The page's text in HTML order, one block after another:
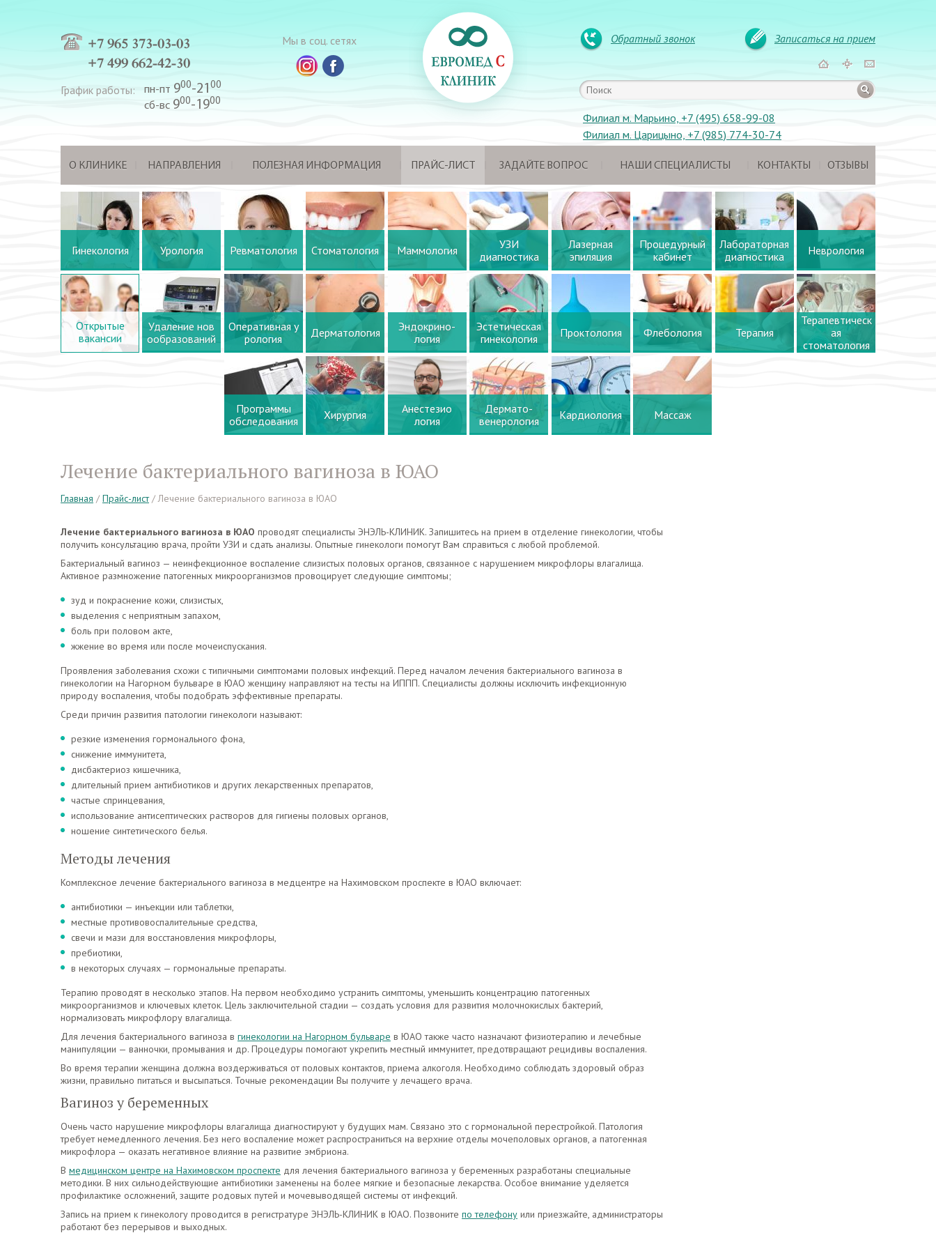
+7 965 373-03-03
+7 499 662-42-30
График работы: пн-пт 900-21 00
сб-вс 900-1900
Мы в соц. сетях Обратный звонок Записаться на прием
Филиал м. Марьино, +7 (495) 658-99-08
Филиал м. Царицыно, +7 (985) 774-30-74
О КЛИНИКЕ НАПРАВЛЕНИЯ ПОЛЕЗНАЯ ИНФОРМАЦИЯ ПРАЙС-ЛИСТ ЗАДАЙТЕ ВОПРОС НАШИ СПЕЦИАЛИСТЫ КОНТАКТЫ ОТЗЫВЫ
Гинекология Урология Ревматология Стоматология Маммология
УЗИ
диагностика
Лазерная
эпиляция
Процедурный
кабинет
Лабораторная
диагностика
Неврология
Открытые
вакансии
Удаление нов
ообразований
Оперативная у
рология
Дерматология
Эндокрино-
логия
Эстетическая
гинекология
Проктология Флебология Терапия
Терапевтическ
ая
стоматология
Программы
обследования
Хирургия
Анестезио
логия
Дермато-
венерология
Кардиология Массаж
Лечение бактериального вагиноза в ЮАО
Главная / Прайс-лист/Лечение бактериального вагиноза в ЮАО
Лечение бактериального вагиноза в ЮАО проводят специалисты ЭНЭЛЬ-КЛИНИК. Запишитесь на прием в отделение гинекологии, чтобы
получить консультацию врача, пройти УЗИ и сдать анализы. Опытные гинекологи помогут Вам справиться с любой проблемой.
Бактериальный вагиноз — неинфекционное воспаление слизистых половых органов, связанное с нарушением микрофлоры влагалища.
Активное размножение патогенных микроорганизмов провоцирует следующие симптомы;
зуд и покраснение кожи, слизистых,
выделения с неприятным запахом,
боль при половом акте,
жжение во время или после мочеиспускания.
Проявления заболевания схожи с типичными симптомами половых инфекций. Перед началом лечения бактериального вагиноза в
гинекологии на Нагорном бульваре в ЮАО женщину направляют на тесты на ИППП. Специалисты должны исключить инфекционную
природу воспаления, чтобы подобрать эффективные препараты.
Среди причин развития патологии гинекологи называют:
резкие изменения гормонального фона,
снижение иммунитета,
дисбактериоз кишечника,
длительный прием антибиотиков и других лекарственных препаратов,
частые спринцевания,
использование антисептических растворов для гигиены половых органов,
ношение синтетического белья.
Методы лечения
Комплексное лечение бактериального вагиноза в медцентре на Нахимовском проспекте в ЮАО включает:
антибиотики — инъекции или таблетки,
местные противовоспалительные средства,
свечи и мази для восстановления микрофлоры,
пребиотики,
в некоторых случаях — гормональные препараты.
Терапию проводят в несколько этапов. На первом необходимо устранить симптомы, уменьшить концентрацию патогенных
микроорганизмов и ключевых клеток. Цель заключительной стадии — создать условия для развития молочнокислых бактерий,
нормализовать микрофлору влагалища.
Для лечения бактериального вагиноза в гинекологии на Нагорном бульваре в ЮАО также часто назначают физиотерапию и лечебные
манипуляции — ванночки, промывания и др. Процедуры помогают укрепить местный иммунитет, предотвращают рецидивы воспаления.
Во время терапии женщина должна воздерживаться от половых контактов, приема алкоголя. Необходимо соблюдать здоровый образ
жизни, правильно питаться и высыпаться. Точные рекомендации Вы получите у лечащего врача.
Вагиноз у беременных
Очень часто нарушение микрофлоры влагалища диагностируют у будущих мам. Связано это с гормональной перестройкой. Патология
требует немедленного лечения. Без него воспаление может распространиться на верхние отделы мочеполовых органов, а патогенная
микрофлора — оказать негативное влияние на развитие эмбриона.
В медицинском центре на Нахимовском проспекте для лечения бактериального вагиноза у беременных разработаны специальные
методики. В них сильнодействующие антибиотики заменены на более мягкие и безопасные лекарства. Особое внимание уделяется
профилактике осложнений, защите родовых путей и мочевыводящей системы от инфекций.
Запись на прием к гинекологу проводится в регистратуре ЭНЭЛЬ-КЛИНИК в ЮАО. Позвоните по телефону или приезжайте, администраторы
работают без перерывов и выходных.